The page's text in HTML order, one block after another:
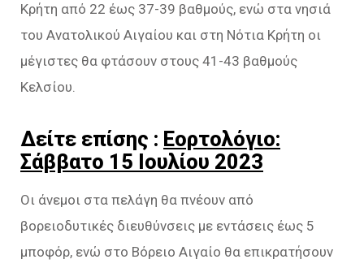
Κρήτη από 22 έως 37-39 βαθμούς, ενώ στα νησιά
του Ανατολικού Αιγαίου και στη Νότια Κρήτη οι
μέγιστες θα φτάσουν στους 41-43 βαθμούς
Κελσίου.
Δείτε επίσης : Εορτολόγιο:
Σάββατο 15 Ιουλίου 2023
Οι άνεμοι στα πελάγη θα πνέουν από
βορειοδυτικές διευθύνσεις με εντάσεις έως 5
μποφόρ, ενώ στο Βόρειο Αιγαίο θα επικρατήσουν